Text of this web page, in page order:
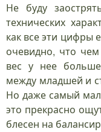
Не буду
технических
как все эти цифры
очевидно, что
вес у нее
между младшей и
Но даже самый
это прекрасно
блесен на